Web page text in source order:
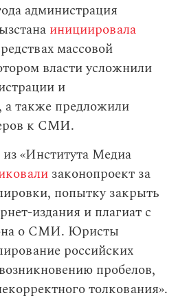
администрация
инициировала
массовой
власти усложнили
и
а также предложили
к СМИ.
«Института Медиа
законопроект за
попытку закрыть
издания и плагиат с
о СМИ. Юристы
российских
пробелов,
толкования».